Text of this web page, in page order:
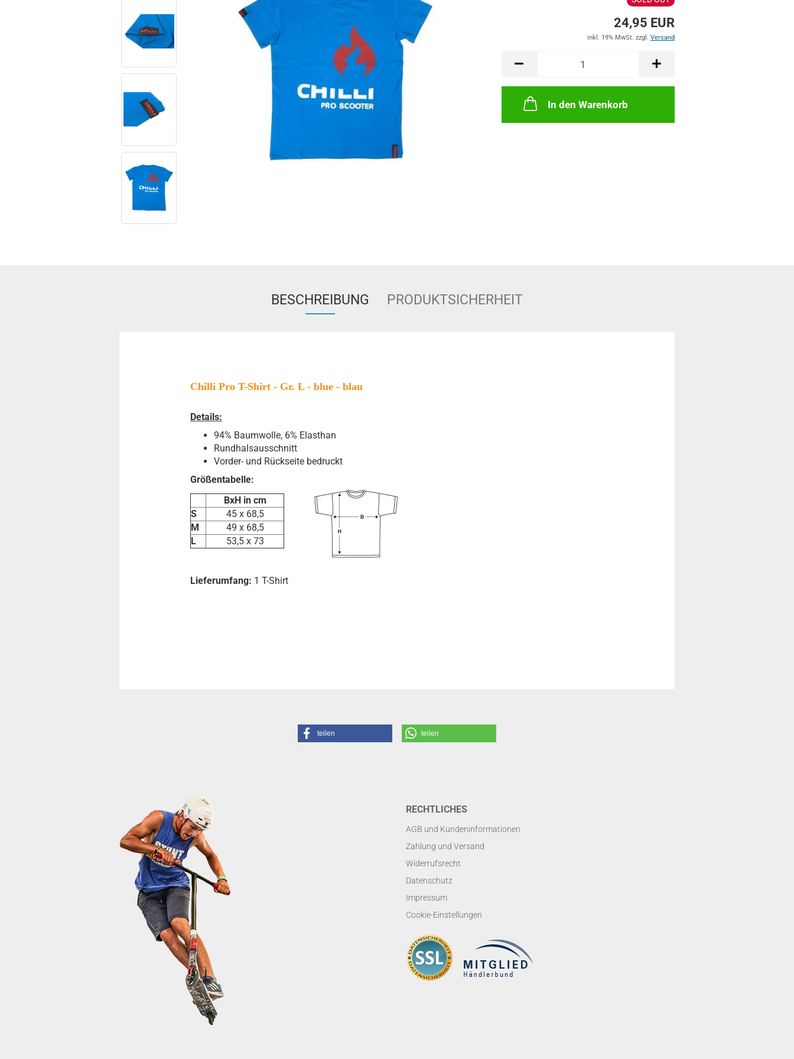
24,95 EUR
inkl. 19% MwSt. zzgl. Versand
In den Warenkorb
BESCHREIBUNG PRODUKTSICHERHEIT
Chilli Pro T-Shirt - Gr. L - blue - blau
Details:
94% Baumwolle, 6% Elasthan
Rundhalsausschnitt
Vorder- und Rückseite bedruckt
Größentabelle:
BxH in cm
S
45 x 68,5
M
49 x 68,5
L
53,5 x 73
Lieferumfang: 1 T-Shirt
teilen teilen
RECHTLICHES
AGB und Kundeninformationen
Zahlung und Versand
Widerrufsrecht
Datenschutz
Impressum
Cookie-Einstellungen